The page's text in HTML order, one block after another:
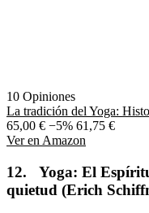
10 Opiniones
La tradición del Yoga:
65,00 € −5% 61,75 €
Ver en Amazon
12. Yoga: El
quietud (Erich